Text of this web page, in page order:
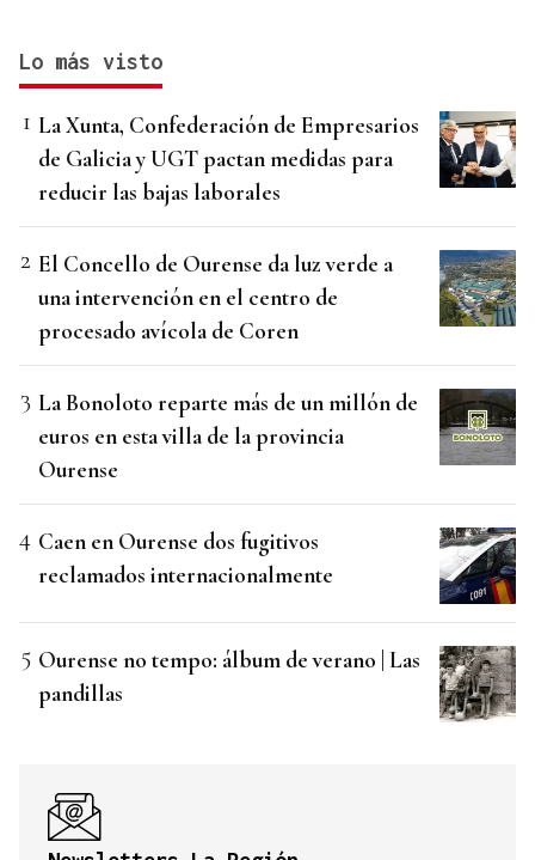
Lo más visto
La Xunta, Confederación de Empresarios
de Galicia y UGT pactan medidas para
reducir las bajas laborales
El Concello de Ourense da luz verde a
una intervención en el centro de
procesado avícola de Coren
La Bonoloto reparte más de un millón de
euros en esta villa de la provincia
Ourense
Caen en Ourense dos fugitivos
reclamados internacionalmente
Ourense no tempo: álbum de verano | Las
pandillas